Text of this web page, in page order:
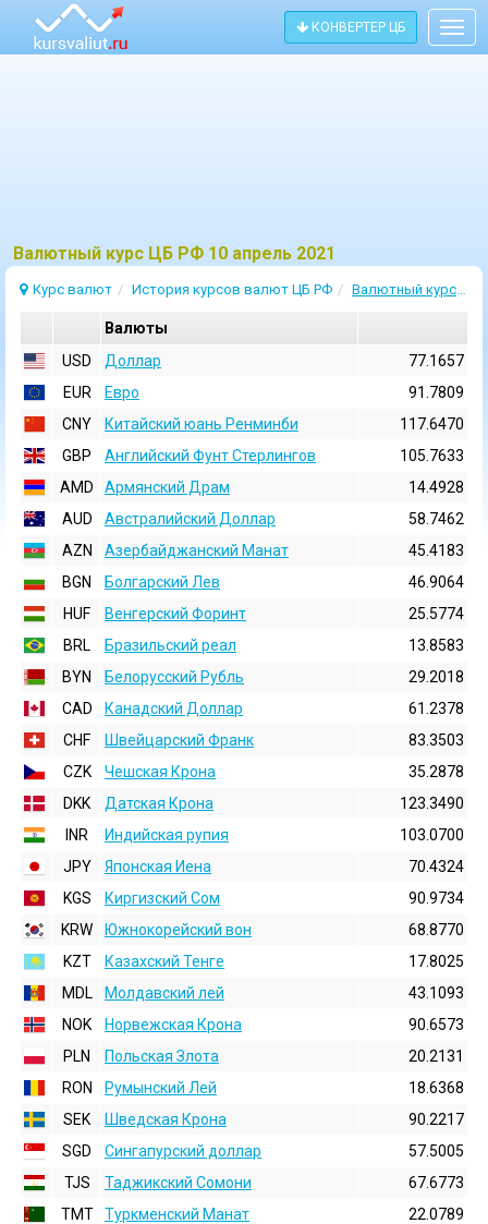
КОНВЕРТЕР ЦБ
Bалютный курс ЦБ РФ 10 апрель 2021
Курс валют История курсов валют ЦБ РФ Валютный курс 10 Апрель 2021
Валюты
USD
Доллар
77.1657
EUR
Евро
91.7809
CNY
Китайский юань Ренминби
117.6470
GBP
Английский Фунт Стерлингов
105.7633
AMD
Армянский Драм
14.4928
AUD
Австралийский Доллар
58.7462
AZN
Азербайджанский Манат
45.4183
BGN
Болгарский Лев
46.9064
HUF
Венгерский Форинт
25.5774
BRL
Бразильский реал
13.8583
BYN
Белорусский Рубль
29.2018
CAD
Канадский Доллар
61.2378
CHF
Швейцарский Франк
83.3503
CZK
Чешская Крона
35.2878
DKK
Датская Крона
123.3490
INR
Индийская pупия
103.0700
JPY
Японская Иена
70.4324
KGS
Киргизский Сом
90.9734
KRW
Южнокорейский вон
68.8770
KZT
Казахский Тенге
17.8025
MDL
Молдавский лей
43.1093
NOK
Норвежская Крона
90.6573
PLN
Польская Злота
20.2131
RON
Румынский Лей
18.6368
SEK
Шведская Крона
90.2217
SGD
Сингапурский доллар
57.5005
TJS
Таджикский Сомони
67.6773
TMT
Туркменский Манат
22.0789